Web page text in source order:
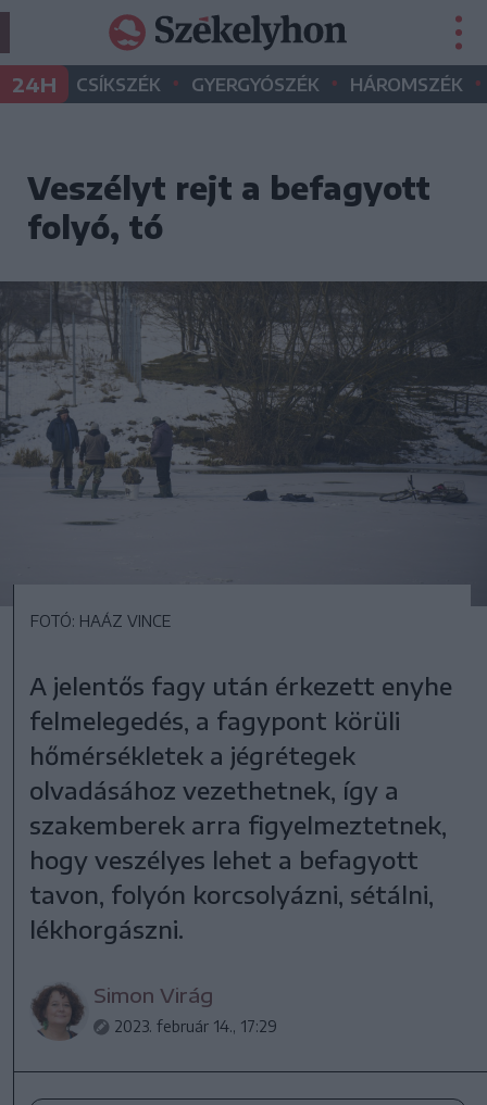
24H CSÍKSZÉK • GYERGYÓSZÉK • HÁROMSZÉK •
Veszélyt rejt a befagyott
folyó, tó
FOTÓ: HAÁZ VINCE
A jelentős fagy után érkezett enyhe
felmelegedés, a fagypont körüli
hőmérsékletek a jégrétegek
olvadásához vezethetnek, így a
szakemberek arra figyelmeztetnek,
hogy veszélyes lehet a befagyott
tavon, folyón korcsolyázni, sétálni,
lékhorgászni.
Simon Virág
2023. február 14., 17:29